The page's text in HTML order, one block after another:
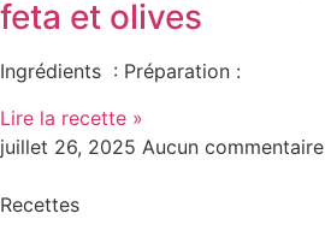
feta et olives
Ingrédients : Préparation :
Lire la recette »
juillet 26, 2025 Aucun commentaire
Recettes